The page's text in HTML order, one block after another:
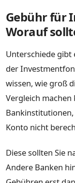
Gebühr für
Worauf
Unterschiede gibt
der
wissen, wie groß
Vergleich machen
Konto nicht
Diese sollten Sie
Andere Banken